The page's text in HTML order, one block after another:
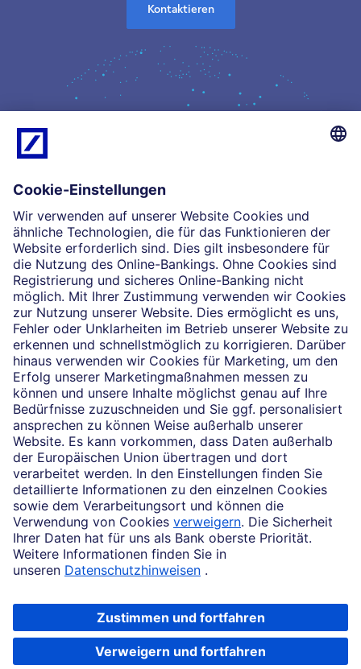
Kontaktieren
Kompetenz
Einblicke
Unsere Partnerschaften
News
Impressum
Rechtliche Hinweise
Datenschutz
Zugänglichkeit
Cookie-Einstellungen